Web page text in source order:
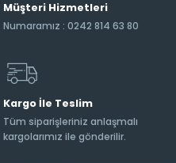
Müşteri Hizmetleri
Numaramız : 0242 814 63 80
Kargo İle Teslim
Tüm siparişleriniz anlaşmalı
kargolarımız ile gönderilir.